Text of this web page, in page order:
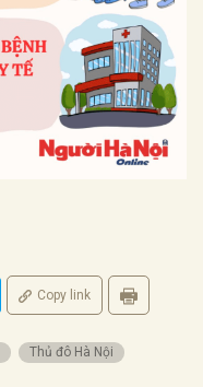
Copy link
Thủ đô Hà Nội